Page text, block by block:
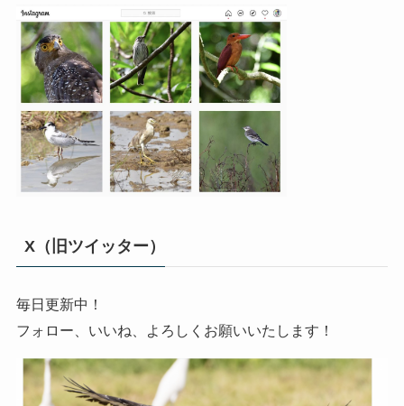
X（旧ツイッター）
毎日更新中！
フォロー、いいね、よろしくお願いいたします！